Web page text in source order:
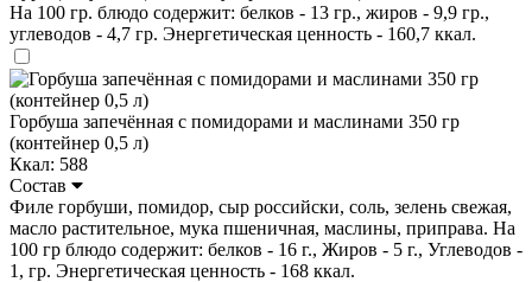
На 100 гр. блюдо содержит: белков - 13 гр., жиров - 9,9 гр.,
углеводов - 4,7 гр. Энергетическая ценность - 160,7 ккал.
Горбуша запечённая с помидорами и маслинами 350 гр
(контейнер 0,5 л)
Ккал: 588
Состав
Филе горбуши, помидор, сыр российски, соль, зелень свежая,
масло растительное, мука пшеничная, маслины, приправа. На
100 гр блюдо содержит: белков - 16 г., Жиров - 5 г., Углеводов -
1, гр. Энергетическая ценность - 168 ккал.